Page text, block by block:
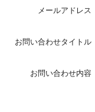
メールアドレス
お問い合わせタイトル
お問い合わせ内容